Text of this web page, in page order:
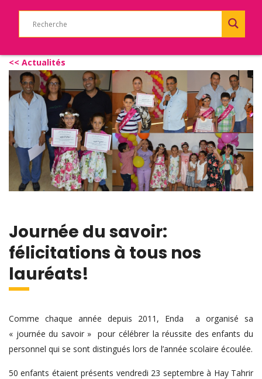
<< Actualités
Journée du savoir:
félicitations à tous nos
lauréats!
Comme chaque année depuis 2011, Enda a organisé sa
« journée du savoir » pour célébrer la réussite des enfants du
personnel qui se sont distingués lors de l’année scolaire écoulée.
50 enfants étaient présents vendredi 23 septembre à Hay Tahrir